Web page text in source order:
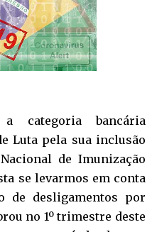
categoria bancária
Luta pela sua inclusão
de Imunização
se levarmos em conta
de desligamentos por
no 1º trimestre deste